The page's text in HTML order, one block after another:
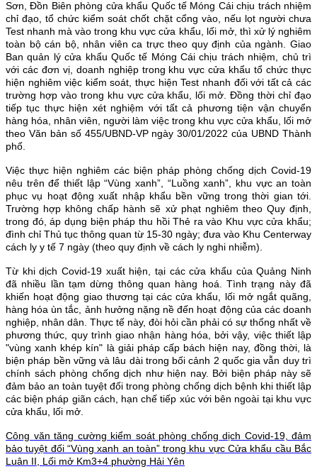
Sơn, Đồn Biên phòng cửa khẩu Quốc tế Móng Cái chịu trách nhiệm
chỉ đạo, tổ chức kiểm soát chốt chặt cổng vào, nếu lọt người chưa
Test nhanh mà vào trong khu vực cửa khẩu, lối mở, thì xử lý nghiêm
toàn bộ cán bộ, nhân viên ca trực theo quy định của ngành. Giao
Ban quản lý cửa khẩu Quốc tế Móng Cái chịu trách nhiệm, chủ trì
với các đơn vị, doanh nghiệp trong khu vực cửa khẩu tổ chức thực
hiện nghiêm việc kiểm soát, thực hiện Test nhanh đối với tất cả các
trường hợp vào trong khu vực cửa khẩu, lối mở. Đồng thời chỉ đạo
tiếp tục thực hiện xét nghiệm với tất cả phương tiện vận chuyển
hàng hóa, nhân viên, người làm việc trong khu vực cửa khẩu, lối mở
theo Văn bản số 455/UBND-VP ngày 30/01/2022 của UBND Thành
phố.
Việc thực hiện nghiêm các biện pháp phòng chống dịch Covid-19
nêu trên để thiết lập “Vùng xanh”, “Luồng xanh”, khu vực an toàn
phục vụ hoạt động xuất nhập khẩu bền vững trong thời gian tới.
Trường hợp không chấp hành sẽ xử phạt nghiêm theo Quy định,
trong đó, áp dụng biện pháp thu hồi Thẻ ra vào Khu vực cửa khẩu;
đình chỉ Thủ tục thông quan từ 15-30 ngày; đưa vào Khu Centerway
cách ly y tế 7 ngày (theo quy định về cách ly nghi nhiễm).
Từ khi dịch Covid-19 xuất hiện, tại các cửa khẩu của Quảng Ninh
đã nhiều lần tạm dừng thông quan hàng hoá. Tình trạng này đã
khiến hoạt động giao thương tại các cửa khẩu, lối mở ngắt quãng,
hàng hóa ùn tắc, ảnh hưởng nặng nề đến hoạt động của các doanh
nghiệp, nhân dân. Thực tế này, đòi hỏi cần phải có sự thống nhất về
phương thức, quy trình giao nhận hàng hóa, bởi vậy, việc thiết lập
"vùng xanh khép kín" là giải pháp cấp bách hiện nay, đồng thời, là
biện pháp bền vững và lâu dài trong bối cảnh 2 quốc gia vẫn duy trì
chính sách phòng chống dịch như hiện nay. Bởi biện pháp này sẽ
đảm bảo an toàn tuyệt đối trong phòng chống dịch bệnh khi thiết lập
các biện pháp giãn cách, hạn chế tiếp xúc với bên ngoài tại khu vực
cửa khẩu, lối mở.
Công văn tăng cường kiểm soát phòng chống dịch Covid-19, đảm
bảo tuyệt đối “Vùng xanh an toàn” trong khu vực Cửa khẩu cầu Bắc
Luân II, Lối mở Km3+4 phường Hải Yên